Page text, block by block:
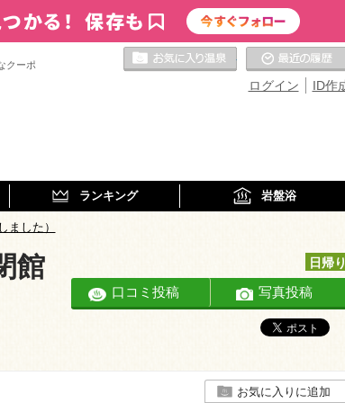
クーポ
ID作
ログイン
お気に入りの温泉
ランキング 岩盤浴
ました）
館
日帰り
口コミ投稿 写真投稿
お気に入りに追加